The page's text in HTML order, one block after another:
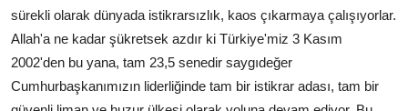
sürekli olarak dünyada istikrarsızlık, kaos çıkarmaya çalışıyorlar.
Allah'a ne kadar şükretsek azdır ki Türkiye'miz 3 Kasım
2002'den bu yana, tam 23,5 senedir saygıdeğer
Cumhurbaşkanımızın liderliğinde tam bir istikrar adası, tam bir